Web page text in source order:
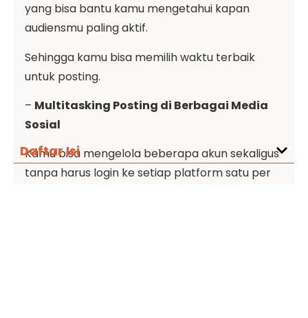
yang bisa bantu kamu mengetahui kapan
audiensmu paling aktif.
Sehingga kamu bisa memilih waktu terbaik
untuk posting.
– Multitasking Posting di Berbagai Media
Sosial
Kamu bisa mengelola beberapa akun sekaligus
tanpa harus login ke setiap platform satu per
Daftar Isi